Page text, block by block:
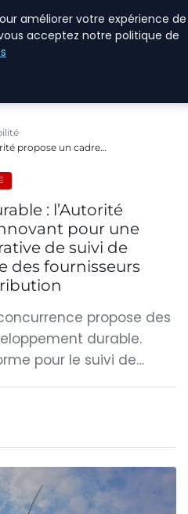
propose un cadre…
: l’Autorité
pour une
de suivi de
des fournisseurs
propose des
durable.
pour le suivi de…
améliorer votre expérience de
acceptez notre politique de